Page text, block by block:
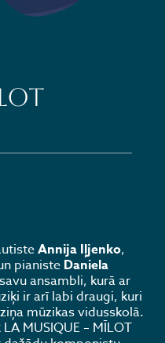
Annija Iļjenko,
pianiste Daniela
ansambli, kurā ar
ir arī labi draugi, kuri
mūzikas vidusskolā.
MUSIQUE – MĪLOT